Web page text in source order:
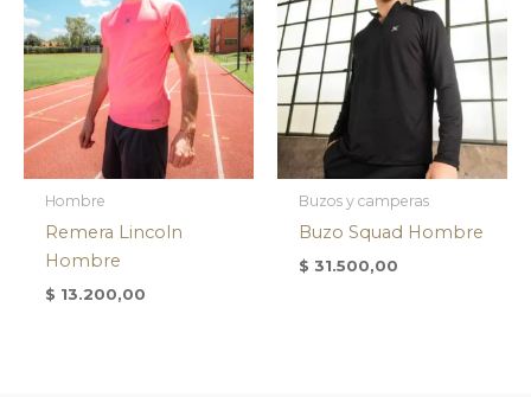
Hombre
Remera Lincoln
Hombre
$ 13.200,00
Buzos y camperas
Buzo Squad Hombre
$ 31.500,00